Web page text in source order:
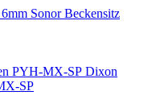
Sonor Beckensitz
Dixon
SP